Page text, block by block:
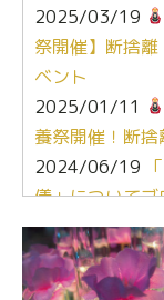
2025/03/19
祭開催】断捨
ベント
2025/01/11
養祭開催！断
2024/06/19
儀」について
2024/03/06
ぶ！はじめての
瀬 ご参加あり